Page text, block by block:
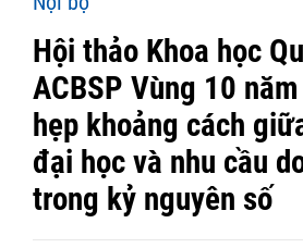
Hội thảo Khoa học
ACBSP Vùng 10
hẹp khoảng cách
đại học và nhu cầu
trong kỷ nguyên số